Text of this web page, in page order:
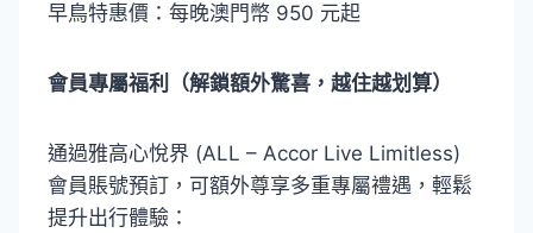
早鳥特惠價：每晚澳門幣 950 元起
會員專屬福利（解鎖額外驚喜，越住越划算）
通過雅高心悅界 (ALL – Accor Live Limitless)
會員賬號預訂，可額外尊享多重專屬禮遇，輕鬆
提升出行體驗：